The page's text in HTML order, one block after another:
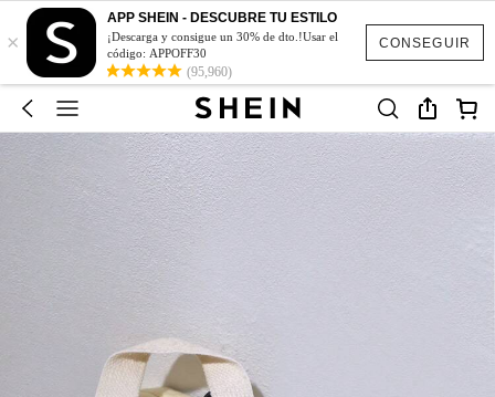
CONSEGUIR
×
APP SHEIN - DESCUBRE TU ESTILO
¡Descarga y consigue un 30% de dto.!Usar el
código: APPOFF30
(95,960)